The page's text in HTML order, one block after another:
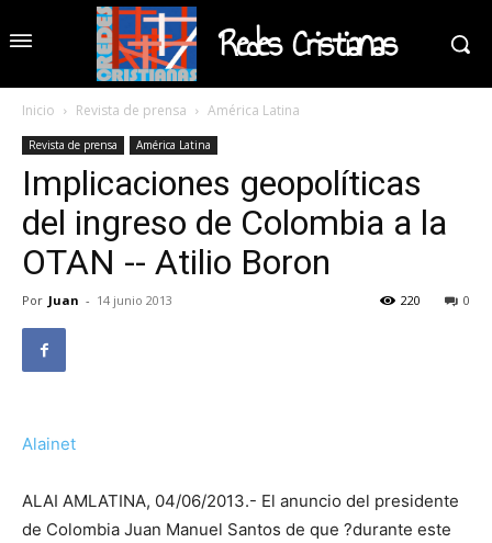
Redes Cristianas
Inicio Revista de prensa América Latina
Revista de prensa América Latina
Implicaciones geopolíticas
del ingreso de Colombia a la
OTAN -- Atilio Boron
Por Juan - 14 junio 2013 0
220
Alainet
ALAI AMLATINA, 04/06/2013.- El anuncio del presidente
de Colombia Juan Manuel Santos de que ?durante este